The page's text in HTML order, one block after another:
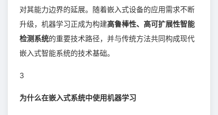
对其能力边界的延展。随着嵌入式设备的应用需求不断
升级，机器学习正成为构建高鲁棒性、高可扩展性智能
检测系统的重要技术路径，并与传统方法共同构成现代
嵌入式智能系统的技术基础。
3
为什么在嵌入式系统中使用机器学习